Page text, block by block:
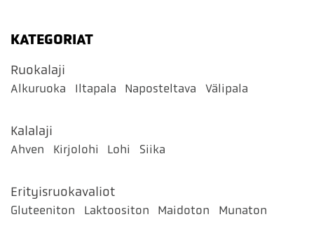
KATEGORIAT
Ruokalaji
Alkuruoka Iltapala Naposteltava Välipala
Kalalaji
Ahven Kirjolohi Lohi Siika
Erityisruokavaliot
Gluteeniton Laktoositon Maidoton Munaton